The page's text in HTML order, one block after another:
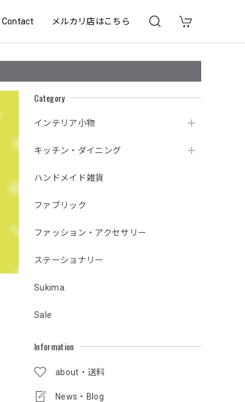
Contact メルカリ店はこちら
Category
インテリア小物
キッチン・ダイニング
ハンドメイド雑貨
ファブリック
ファッション・アクセサリー
ステーショナリー
Sukima.
Sale
Information
about・送料
News・Blog